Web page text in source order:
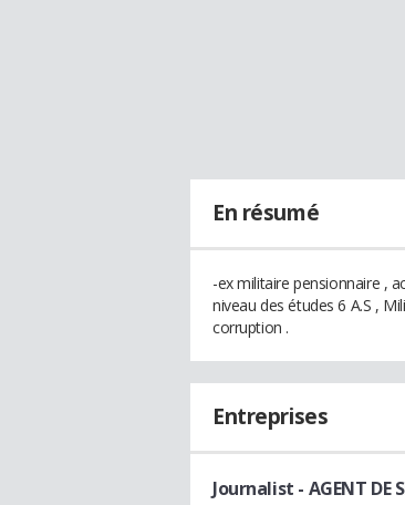
En résumé
-ex militaire pensionnaire ,
niveau des études 6 A.S ,
corruption .
Entreprises
Journalist - AGENT DE